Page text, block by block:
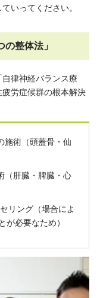
いってください。
整体法」
律神経バランス療
労症候群の根本解決
施術（頭蓋骨・仙
（肝臓・脾臓・心
リング（場合によ
が必要なため）